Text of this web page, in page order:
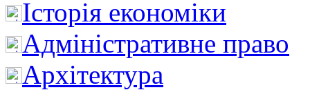
Історія економіки
Адміністративне право
Архітектура